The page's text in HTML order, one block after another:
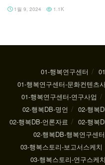
1월 9, 2024 1.1K
01-행복연구센터
01-행복연구센터-문화컨텐츠
01-행복연구센터-연구사업
02-행복DB-명언
02-행복
02-행복DB-언론자료
02-행복
02-행복DB-행복연구센
03-행복스토리-보고서스케치
03-행복스토리-연구스케치